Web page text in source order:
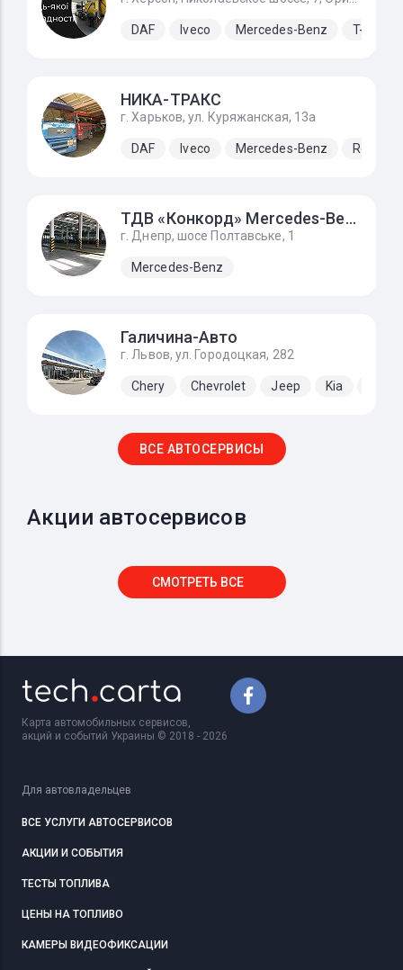
DAF Iveco Mercedes-Benz T-King
НИКА-ТРАКС
г. Харьков, ул. Куряжанская, 13а
DAF Iveco Mercedes-Benz Renault
ТДВ «Конкорд» Mercedes-Benz
г. Днепр, шосе Полтавське, 1
Mercedes-Benz
Галичина-Авто
г. Львов, ул. Городоцкая, 282
Chery Chevrolet Jeep Kia
ВСЕ АВТОСЕРВИСЫ
Акции автосервисов
СМОТРЕТЬ ВСЕ
Карта автомобильных сервисов,
акций и событий Украины © 2018 - 2026
Для автовладельцев
ВСЕ УСЛУГИ АВТОСЕРВИСОВ
АКЦИИ И СОБЫТИЯ
ТЕСТЫ ТОПЛИВА
ЦЕНЫ НА ТОПЛИВО
КАМЕРЫ ВИДЕОФИКСАЦИИ